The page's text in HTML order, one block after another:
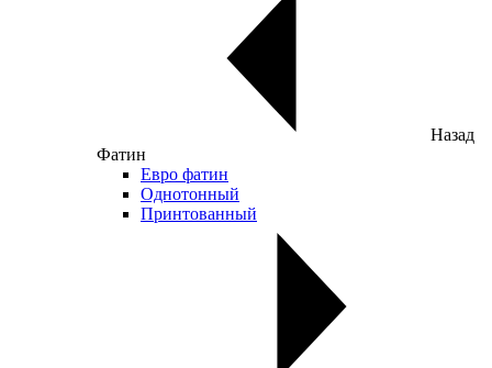
Назад
Фатин
Евро фатин
Однотонный
Принтованный